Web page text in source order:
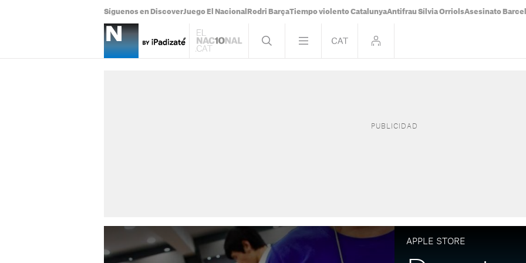
Síguenos en DiscoverJuego El Nacional Rodri BarçaTiempo violento CatalunyaAntifrau Sílvia OrriolsAsesinato
APPLE STORE